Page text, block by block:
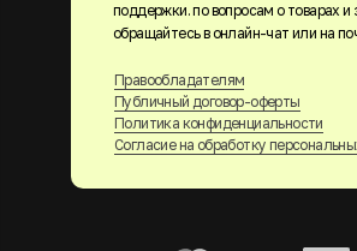
Правообладателям
Публичный договор-оферты
Политика конфиденциальности
Согласие на обработку
поддержки. по вопросам о товарах и
обращайтесь в онлайн-чат или на